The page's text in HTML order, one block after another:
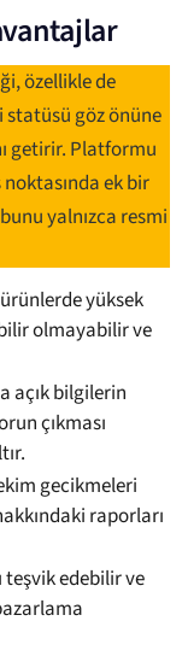
özellikle de
statüsü göz önüne
getirir. Platformu
ek bir
yalnızca resmi
yüksek
olmayabilir ve
açık bilgilerin
çıkması
gecikmeleri
raporları
teşvik edebilir ve